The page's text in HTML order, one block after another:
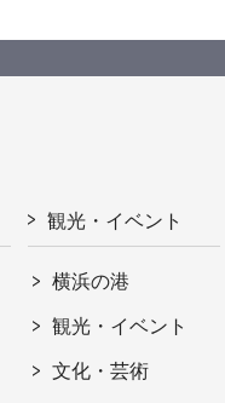
観光・イベント
横浜の港
観光・イベント
文化・芸術